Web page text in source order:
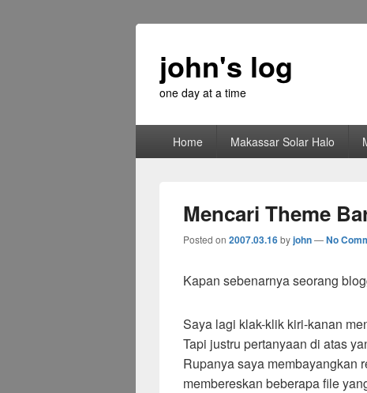
john's log
one day at a time
Home Makassar Solar Halo
Mencari Theme
Posted on 2007.03.16byjohn—No
Kapan sebenarnya seorang
Saya lagi klak-klik kiri-kanan
Tapi justru pertanyaan di atas
Rupanya saya membayangkan
membereskan beberapa file